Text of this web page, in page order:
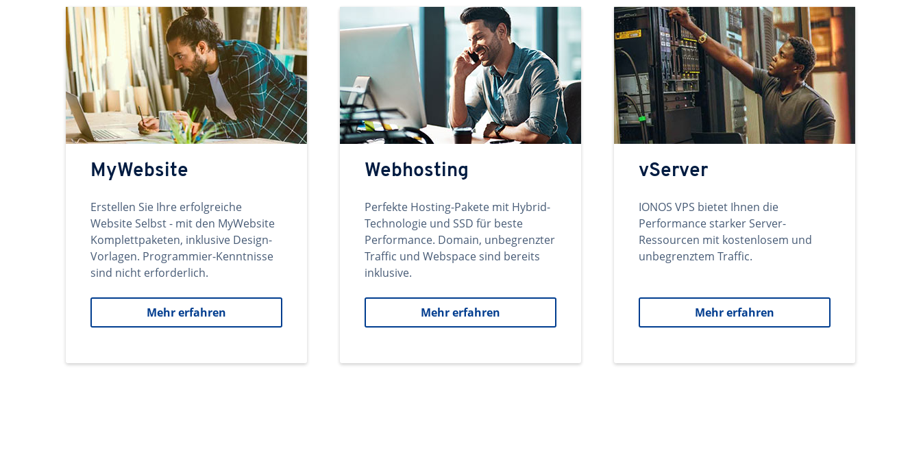
MyWebsite
Erstellen Sie Ihre erfolgreiche
Website Selbst - mit den MyWebsite
Komplettpaketen, inklusive Design-
Vorlagen. Programmier-Kenntnisse
sind nicht erforderlich.
Mehr erfahren
Webhosting
Perfekte Hosting-Pakete mit Hybrid-
Technologie und SSD für beste
Performance. Domain, unbegrenzter
Traffic und Webspace sind bereits
inklusive.
Mehr erfahren
vServer
IONOS VPS bietet Ihnen die
Performance starker Server-
Ressourcen mit kostenlosem und
unbegrenztem Traffic.
Mehr erfahren